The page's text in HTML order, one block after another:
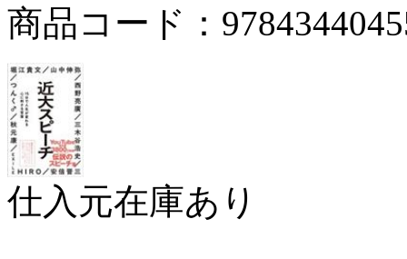
商品コード：
仕入元在庫あり